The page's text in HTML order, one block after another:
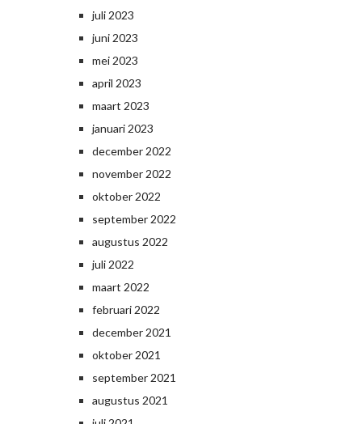
juli 2023
juni 2023
mei 2023
april 2023
maart 2023
januari 2023
december 2022
november 2022
oktober 2022
september 2022
augustus 2022
juli 2022
maart 2022
februari 2022
december 2021
oktober 2021
september 2021
augustus 2021